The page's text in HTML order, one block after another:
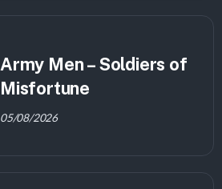
Army Men – Soldiers of
Misfortune
05/08/2026